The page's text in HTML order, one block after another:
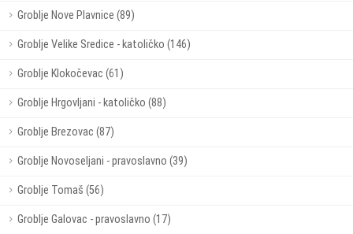
Groblje Nove Plavnice (89)
Groblje Velike Sredice - katoličko (146)
Groblje Klokočevac (61)
Groblje Hrgovljani - katoličko (88)
Groblje Brezovac (87)
Groblje Novoseljani - pravoslavno (39)
Groblje Tomaš (56)
Groblje Galovac - pravoslavno (17)